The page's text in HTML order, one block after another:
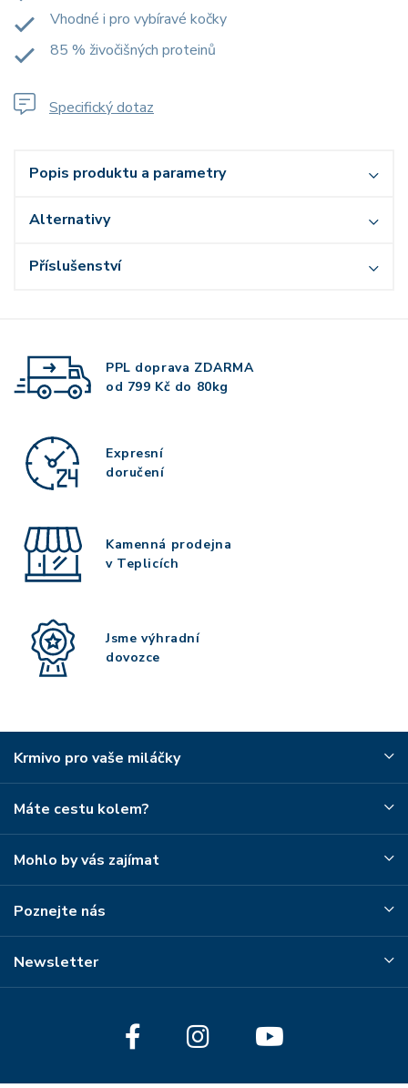
Vhodné i pro vybíravé kočky
85 % živočišných proteinů
Specifický dotaz
Popis produktu a parametry
Alternativy
Příslušenství
PPL doprava ZDARMA
od 799 Kč do 80kg
Expresní
doručení
Kamenná prodejna
v Teplicích
Jsme výhradní
dovozce
Krmivo pro vaše miláčky
Máte cestu kolem?
Mohlo by vás zajímat
Poznejte nás
Newsletter